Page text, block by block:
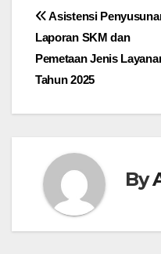
Navigasi
pos
Asistensi
Laporan SKM dan
Pemetaan Jenis
Tahun 2025
By